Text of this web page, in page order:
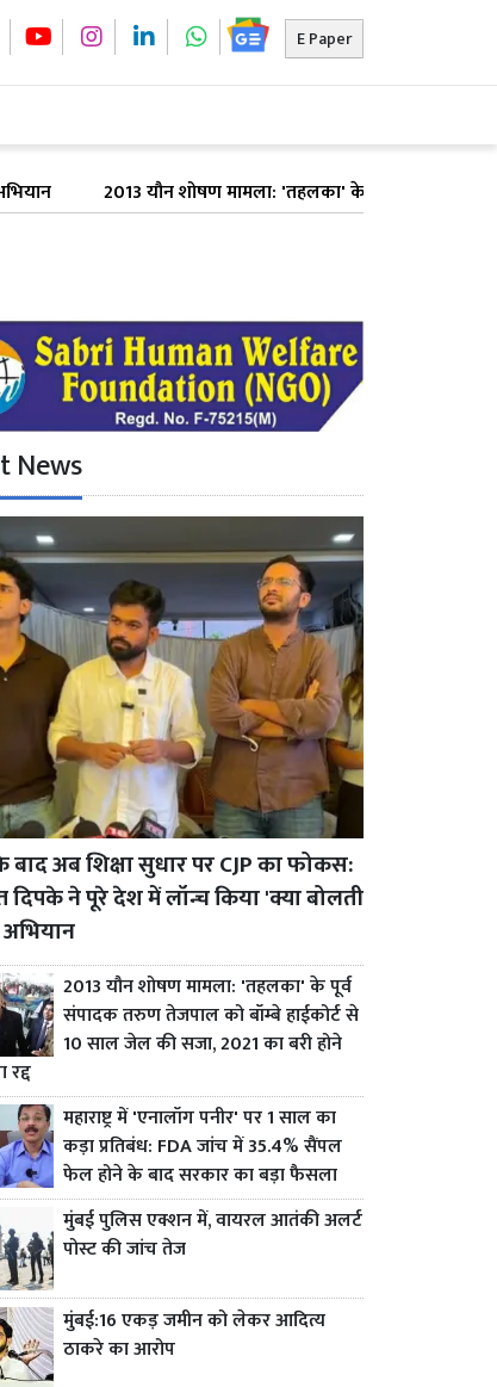
E Paper
2013 यौन शोषण मामला: 'तहलका' के पूर्व संपादक तरुण तेजपाल को
News
बाद अब शिक्षा सुधार पर CJP का फोकस:
दिपके ने पूरे देश में लॉन्च किया 'क्या बोलती
2013 यौन शोषण मामला: 'तहलका' के पूर्व
संपादक तरुण तेजपाल को बॉम्बे हाईकोर्ट से
10 साल जेल की सजा, 2021 का बरी होने
महाराष्ट्र में 'एनालॉग पनीर' पर 1 साल का
कड़ा प्रतिबंध: FDA जांच में 35.4% सैंपल
फेल होने के बाद सरकार का बड़ा फैसला
मुंबई पुलिस एक्शन में, वायरल आतंकी अलर्ट
पोस्ट की जांच तेज
मुंबई:16 एकड़ जमीन को लेकर आदित्य
ठाकरे का आरोप